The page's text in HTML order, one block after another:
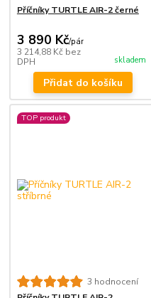
Příčníky TURTLE AIR-2 černé
3 890 Kč/pár
3 214,88 Kč bez
DPH
skladem
Přidat do košíku
TOP produkt
3 hodnocení